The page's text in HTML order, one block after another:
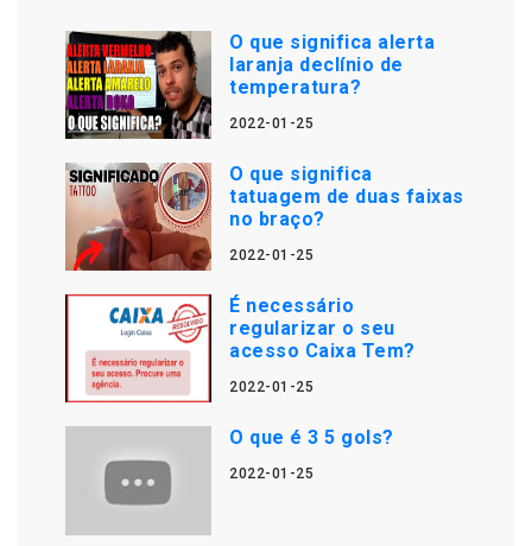
O que significa alerta
laranja declínio de
temperatura?
2022-01-25
O que significa
tatuagem de duas faixas
no braço?
2022-01-25
É necessário
regularizar o seu
acesso Caixa Tem?
2022-01-25
O que é 3 5 gols?
2022-01-25